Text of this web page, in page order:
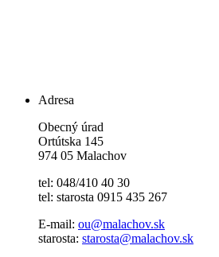
Adresa
Obecný úrad
Ortútska 145
974 05 Malachov
tel: 048/410 40 30
tel: starosta 0915 435 267
E-mail: ou@malachov.sk
starosta: starosta@malachov.sk